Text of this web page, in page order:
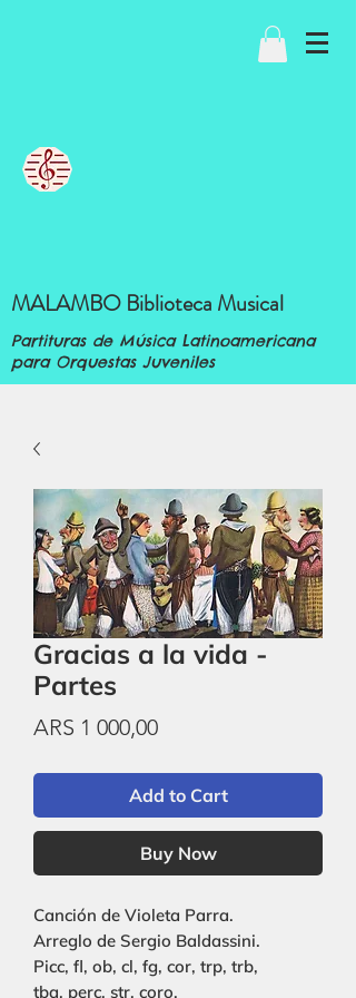
MALAMBO Biblioteca Musical
Partituras de Música Latinoamericana
para Orquestas Juveniles
Gracias a la vida -
Partes
ARS 1 000,00Price
Add to Cart
Buy Now
Canción de Violeta Parra.
Arreglo de Sergio Baldassini.
Picc, fl, ob, cl, fg, cor, trp, trb,
tba, perc, str, coro.